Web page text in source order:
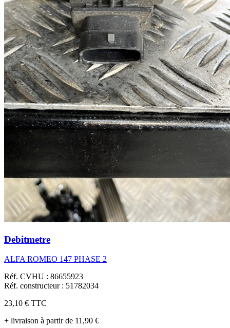
Debitmetre
ALFA ROMEO 147 PHASE 2
Réf. CVHU : 86655923
Réf. constructeur : 51782034
23,10 € TTC
+ livraison à partir de 11,90 €